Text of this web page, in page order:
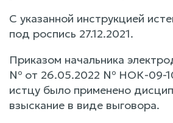
С указанной инструкцией
под роспись 27.12.2021.
Приказом начальника
№ от 26.05.2022 № НОК-09-
истцу было применено
взыскание в виде выговора.